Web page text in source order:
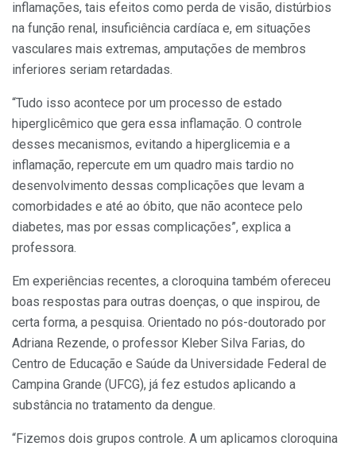
inflamações, tais efeitos como perda de visão, distúrbios
na função renal, insuficiência cardíaca e, em situações
vasculares mais extremas, amputações de membros
inferiores seriam retardadas.
“Tudo isso acontece por um processo de estado
hiperglicêmico que gera essa inflamação. O controle
desses mecanismos, evitando a hiperglicemia e a
inflamação, repercute em um quadro mais tardio no
desenvolvimento dessas complicações que levam a
comorbidades e até ao óbito, que não acontece pelo
diabetes, mas por essas complicações”, explica a
professora.
Em experiências recentes, a cloroquina também ofereceu
boas respostas para outras doenças, o que inspirou, de
certa forma, a pesquisa. Orientado no pós-doutorado por
Adriana Rezende, o professor Kleber Silva Farias, do
Centro de Educação e Saúde da Universidade Federal de
Campina Grande (UFCG), já fez estudos aplicando a
substância no tratamento da dengue.
“Fizemos dois grupos controle. A um aplicamos cloroquina